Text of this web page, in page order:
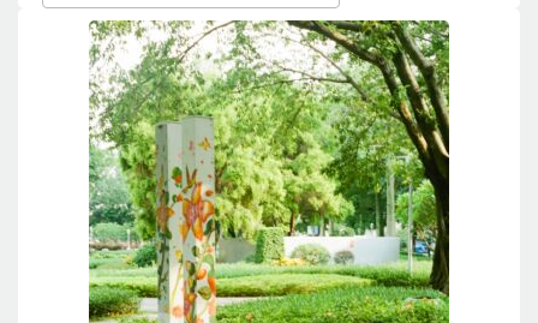
ICS herunterladen Google